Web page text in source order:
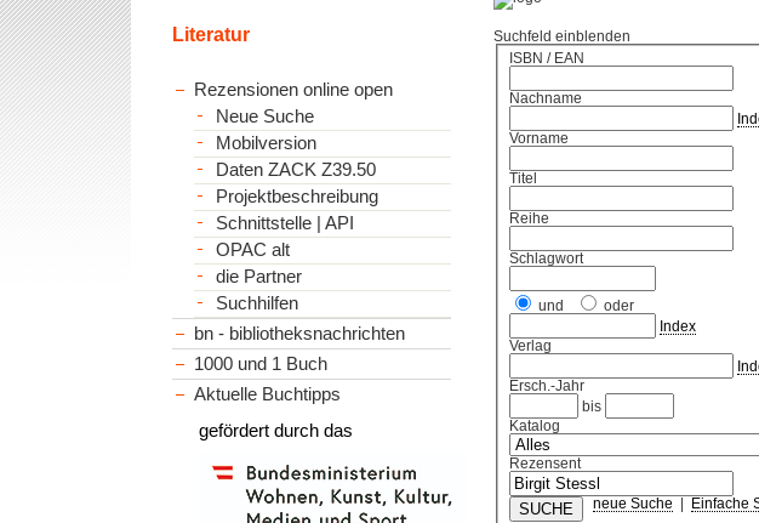
Suchfeld einblenden
ISBN / EAN
Nachname
Vorname
Titel
Reihe
Schlagwort
und
oder
Index
Verlag
Ersch.-Jahr
bis
Katalog
Rezensent
neue Suche Einfache
Literatur
Rezensionen online open
Neue Suche
Mobilversion
Daten ZACK Z39.50
Projektbeschreibung
Schnittstelle | API
OPAC alt
die Partner
Suchhilfen
bn - bibliotheksnachrichten
1000 und 1 Buch
Aktuelle Buchtipps
gefördert durch das